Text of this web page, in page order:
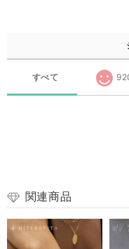
すべて
関連商品